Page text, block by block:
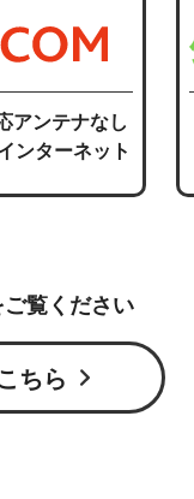
アンテナなし
ンターネット
覧ください
ちら